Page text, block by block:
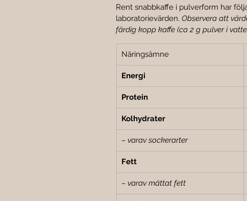
Rent snabbkaffe i pulverform har
laboratorievärden. Observera att
färdig kopp kaffe (ca 2 g pulver i
Näringsämne
Energi
Protein
Kolhydrater
– varav sockerarter
Fett
– varav mättat fett